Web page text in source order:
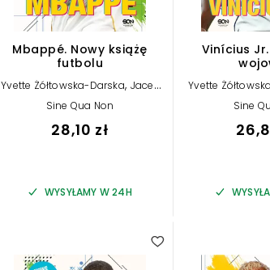
Mbappé. Nowy książę
futbolu
Yvette Żółtowska-Darska, Jacek
Sarzało
Sine Qua Non
28,10 zł
WYSYŁAMY W 24H
Vinícius
Yvette
Sine